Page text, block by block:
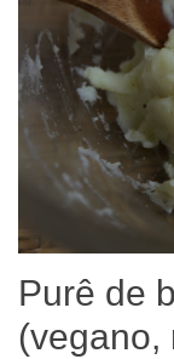
Purê de
(vegano,